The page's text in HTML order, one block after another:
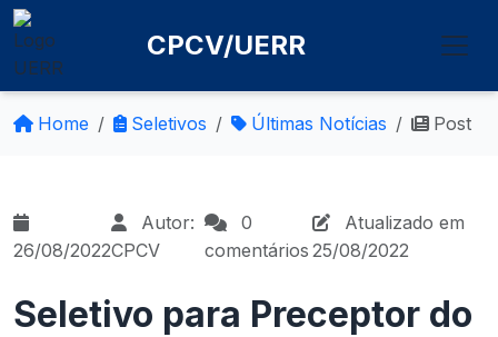
CPCV/UERR
Home Seletivos Últimas Notícias Post
26/08/2022
Autor:
CPCV
0
comentários
Atualizado em
25/08/2022
Seletivo para Preceptor do